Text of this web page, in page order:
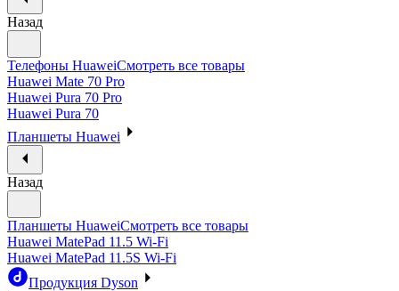
Назад
Телефоны HuaweiСмотреть все товары
Huawei Mate 70 Pro
Huawei Pura 70 Pro
Huawei Pura 70
Планшеты Huawei
Назад
Планшеты HuaweiСмотреть все товары
Huawei MatePad 11.5 Wi-Fi
Huawei MatePad 11.5S Wi-Fi
Продукция Dyson